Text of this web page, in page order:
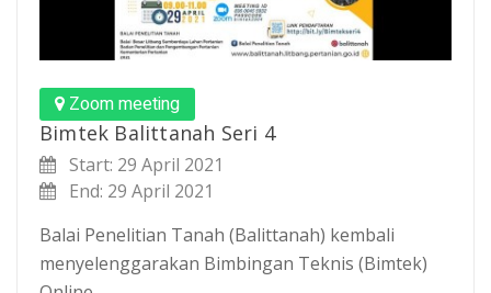
Zoom meeting
Bimtek Balittanah Seri 4
Start: 29 April 2021
End: 29 April 2021
Balai Penelitian Tanah (Balittanah) kembali
menyelenggarakan Bimbingan Teknis (Bimtek)